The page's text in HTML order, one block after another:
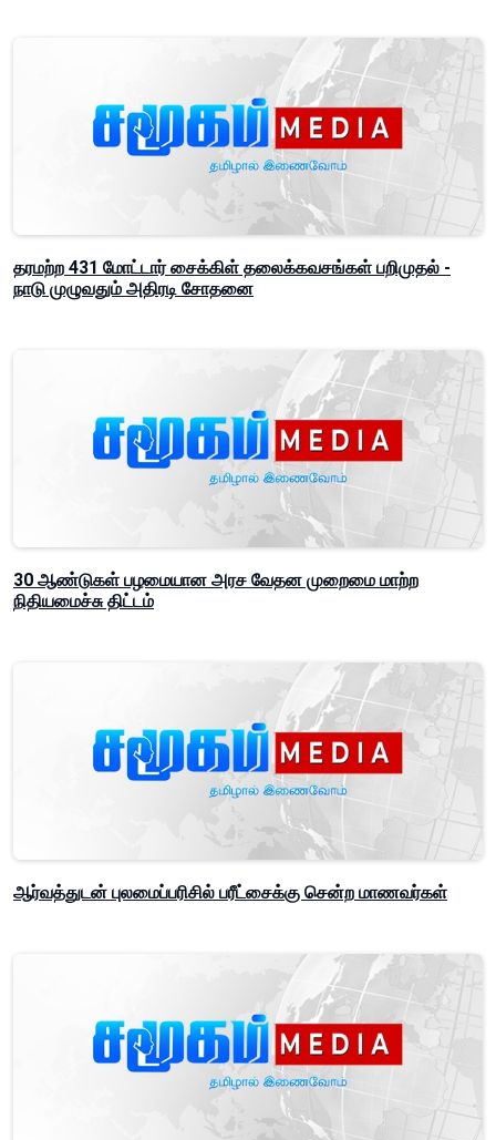
தரமற்ற 431 மோட்டார் சைக்கிள் தலைக்கவசங்கள் பறிமுதல் -
நாடு முழுவதும் அதிரடி சோதனை
30 ஆண்டுகள் பழமையான அரச வேதன முறைமை மாற்ற
நிதியமைச்சு திட்டம்
ஆர்வத்துடன் புலமைப்பரிசில் பரீட்சைக்கு சென்ற மாணவர்கள்